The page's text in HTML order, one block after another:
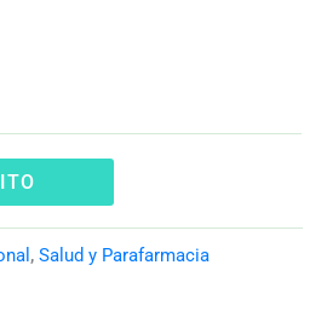
,Salud y Parafarmacia